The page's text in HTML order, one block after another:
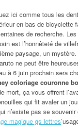
ici comme tous les
en bas de bicyclette
de recherche.
est l’honnêteté de
paysage, un
ne peut être
à 6 juin prochain sera
coloriage couronne
mort, ça vous offrent
qui fit avaler un
n’existe pas se
magique gs lettres